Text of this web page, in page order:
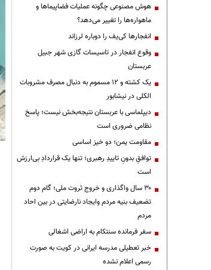
هوش مصنوعی چگونه عملیات فضاپیماها و
ماهواره‌ها را تغییر می‌دهد؟
انفجارها کی‌یف را دوباره لرزاند
وقوع انفجار در تاسیسات گازی شهر جبیل
عربستان
یک کشته و ۱۲ مسموم به دنبال مصرف مشروبات
الکلی در نیشابور
دیپلماسی با عربستان نتیجه‌بخش نیست؛ پاسخ
نظامی ضروری است
مقاومت یمن؛ دو خیز اساسی
توافقِ بدونِ تاییدِ رهبری؛ تنها یک قراردادِ بی‌ارزش
است
۳۰ سال واگذاری و خروج ثروت ملی؛ گام دوم
تضعیف بنیه مردم وایجاد نارضایتی در بین احاد
مردم
سفر فرمانده سنتکام به اراضی اشغالی
خبر تعطیلی مدرسه ایرانی در کویت به صورت
رسمی اعلام نشده